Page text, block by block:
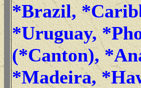
*Brazil,
*Uruguay,
(*Canton),
*Madeira,